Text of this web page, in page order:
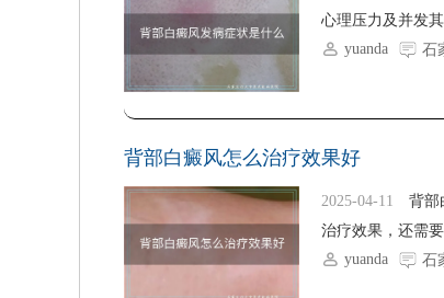
心理压力及并发
yuanda 石
背部白癜风怎么治疗效果好
2025-04-11
背部
治疗效果，还需
yuanda 石